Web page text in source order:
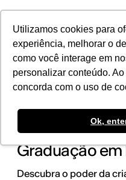
Utilizamos cookies para
experiência, melhorar o
como você interage em
personalizar conteúdo.
concorda com o uso de
Ok,
POR
Transforme
Graduação em
Descubra o poder da